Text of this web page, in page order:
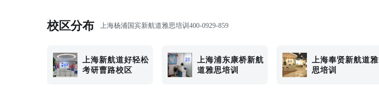
校区分布 上海杨浦国宾新航道雅思培训 400-0929-859
上海新航道好轻松
考研曹路校区
上海浦东康桥新航
道雅思培训
上海奉贤新航道雅
思培训